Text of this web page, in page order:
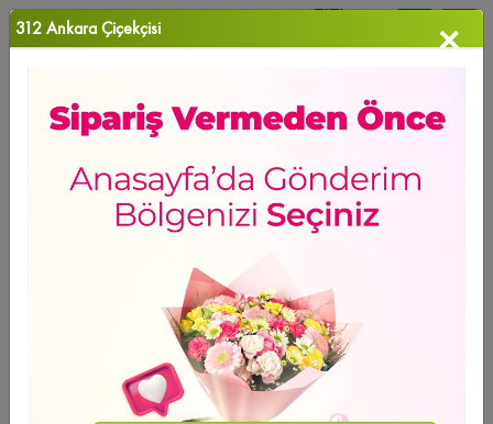
Anasayfa>Düğün Çelenk-13
YENİ ÜRÜN
312 Ankara Çiçekçisi ×